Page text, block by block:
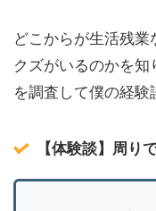
どこからが生活残
クズがいるのかを知
を調査して僕の経験
【体験談】周り